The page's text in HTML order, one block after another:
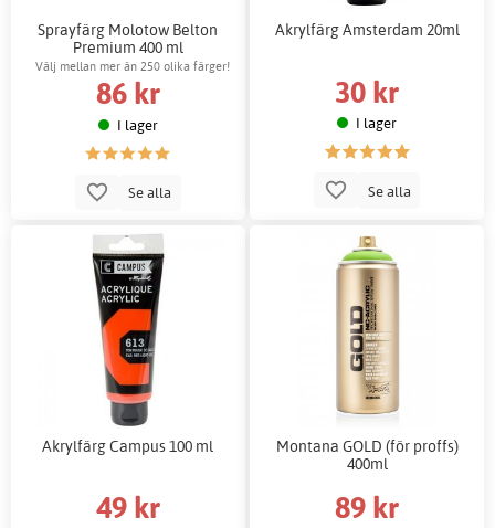
Sprayfärg Molotow Belton
Premium 400 ml
Välj mellan mer än 250 olika färger!
86 kr
I lager
Se alla
Akrylfärg Amsterdam 20ml
30 kr
I lager
Se alla
Akrylfärg Campus 100 ml
49 kr
Montana GOLD (för proffs)
400ml
89 kr